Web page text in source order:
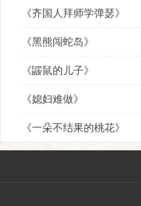
《齐国人拜师学弹瑟》
《黑熊闯蛇岛》
《鼹鼠的儿子》
《媳妇难做》
《一朵不结果的桃花》